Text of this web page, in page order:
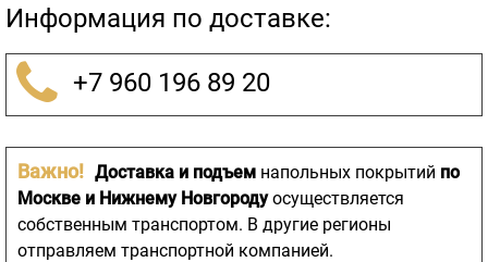
Информация по доставке:
+7 960 196 89 20
Важно! Доставка и подъем напольных покрытий по
Москве и Нижнему Новгородуосуществляется
собственным транспортом. В другие регионы
отправляем транспортной компанией.